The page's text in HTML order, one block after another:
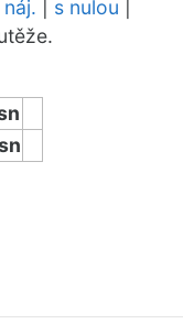
s nulou